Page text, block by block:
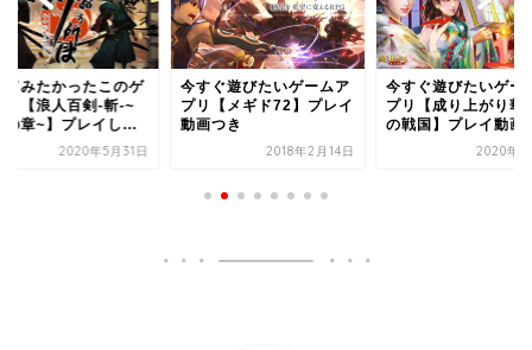
ぐ遊びたいゲームア
【メギド72】プレイ
つき
2018年2月14日
今すぐ遊びたいゲームア
プリ【成り上がり華と武
の戦国】プレイ動画つき
2020年4月9日
無料で楽しめるこの
ム！【幻獣契約クリ
ラクト】プレイして